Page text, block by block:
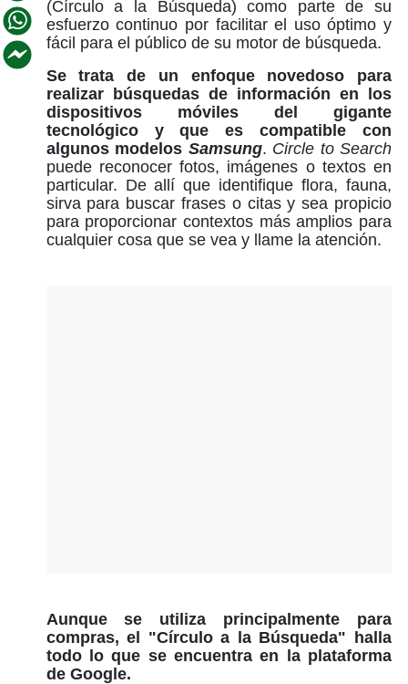
(Círculo a la Búsqueda) como parte de su
esfuerzo continuo por facilitar el uso óptimo y
fácil para el público de su motor de búsqueda.
Se trata de un enfoque novedoso para
realizar búsquedas de información en los
dispositivos móviles del gigante
tecnológico y que es compatible con
algunos modelos Samsung. Circle to Search
puede reconocer fotos, imágenes o textos en
particular. De allí que identifique flora, fauna,
sirva para buscar frases o citas y sea propicio
para proporcionar contextos más amplios para
cualquier cosa que se vea y llame la atención.
Aunque se utiliza principalmente para
compras, el "Círculo a la Búsqueda" halla
todo lo que se encuentra en la plataforma
de Google.